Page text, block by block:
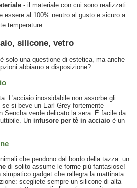
- il materiale con cui sono realizzati
essere al 100% neutro al gusto e sicuro a
temperature.
silicone, vetro
solo una questione di estetica, ma anche
abbiamo a disposizione?
L'acciaio inossidabile non assorbe gli
si beve un Earl Grey fortemente
Sencha verde delicato la sera. È facile da
Un infusore per tè in acciaio è un
che pendono dal bordo della tazza: un
di solito assume le forme più fantasiose!
simpatico gadget che rallegra la mattinata.
scegliete sempre un silicone di alta